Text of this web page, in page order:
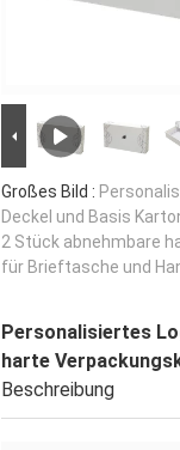
Großes Bild :
Deckel und Basis
2 Stück abnehmbare
für Brieftasche und
Personalisiertes
harte
Beschreibung